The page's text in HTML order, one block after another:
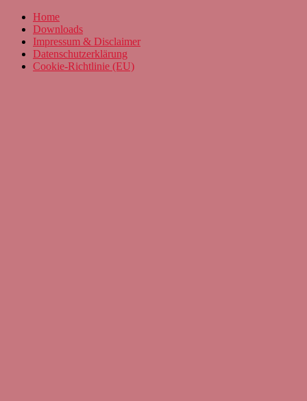
Home
Downloads
Impressum & Disclaimer
Datenschutzerklärung
Cookie-Richtlinie (EU)